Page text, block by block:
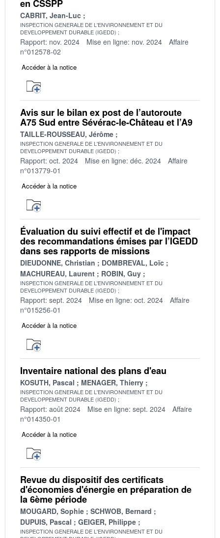
en CSSPP
CABRIT, Jean-Luc
INSPECTION GENERALE DE L'ENVIRONNEMENT ET DU
DEVELOPPEMENT DURABLE (IGEDD)
Rapport: nov. 2024 Mise en ligne: nov. 2024
Affaire
n°012578-02
Accéder à la notice
Avis sur le bilan ex post de l’autoroute
A75 Sud entre Sévérac-le-Château et l’A9
TAILLE-ROUSSEAU, Jérôme
INSPECTION GENERALE DE L'ENVIRONNEMENT ET DU
DEVELOPPEMENT DURABLE (IGEDD)
Rapport: oct. 2024 Mise en ligne: déc. 2024
Affaire
n°013779-01
Accéder à la notice
Évaluation du suivi effectif et de l'impact
des recommandations émises par l’IGEDD
dans ses rapports de missions
DIEUDONNE, Christian
DOMBREVAL, Loïc
MACHUREAU, Laurent
ROBIN, Guy
INSPECTION GENERALE DE L'ENVIRONNEMENT ET DU
DEVELOPPEMENT DURABLE (IGEDD)
Rapport: sept. 2024 Mise en ligne: oct. 2024
Affaire
n°015256-01
Accéder à la notice
Inventaire national des plans d'eau
KOSUTH, Pascal MENAGER, Thierry
INSPECTION GENERALE DE L'ENVIRONNEMENT ET DU
DEVELOPPEMENT DURABLE (IGEDD)
Rapport: août 2024 Mise en ligne: sept. 2024
Affaire
n°014350-01
Accéder à la notice
Revue du dispositif des certificats
d'économies d'énergie en préparation de
la 6ème période
MOUGARD, Sophie
SCHWOB, Bernard
DUPUIS, Pascal
GEIGER, Philippe
INSPECTION GENERALE DE L'ENVIRONNEMENT ET DU